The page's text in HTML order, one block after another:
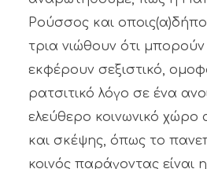
Ρούσσος και
τρια νιώθουν ότι
εκφέρουν σεξιστικό,
ρατσιτικό λόγο σε ένα
ελεύθερο κοινωνικό
και σκέψης, όπως το
κοινός παράγοντας είναι